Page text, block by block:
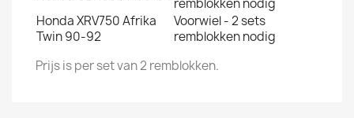
remblokken nodig
Honda XRV750 Afrika
Twin 90-92
Voorwiel - 2 sets
remblokken nodig
Prijs is per set van 2 remblokken.